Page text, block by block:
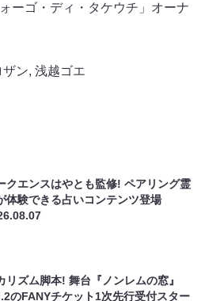
ーゴ・ディ・タケウチ」オーナ
ザン, 浅越ゴエ
クエンスはやとも監修! ペアリング霊
体験できる占いコンテンツ登場
リズム脚本! 舞台『ノンレムの窓』
のFANYチケット1次先行受付スター